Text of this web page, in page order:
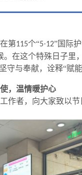
第115个“5·12”国际
在这个特殊日子里
守与奉献，诠释“赋
，温情暖护心
者，向大家致以节